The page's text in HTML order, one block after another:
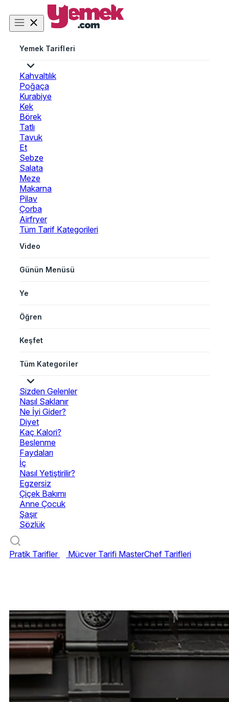
Yemek Tarifleri
Kahvaltılık
Poğaça
Kurabiye
Kek
Börek
Tatlı
Tavuk
Et
Sebze
Salata
Meze
Makarna
Pilav
Çorba
Airfryer
Tüm Tarif Kategorileri
Video
Günün Menüsü
Ye
Öğren
Keşfet
Tüm Kategoriler
Sizden Gelenler
Nasıl Saklanır
Ne İyi Gider?
Diyet
Kaç Kalori?
Beslenme
Faydaları
İç
Nasıl Yetiştirilir?
Egzersiz
Çiçek Bakımı
Anne Çocuk
Şaşır
Sözlük
Pratik Tarifler Mücver Tarifi MasterChef Tarifleri